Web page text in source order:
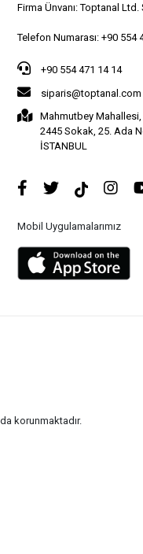
Firma Ünvanı: Toptanal Ltd.
Telefon Numarası: +90 554
+90 554 471 14 14
siparis@toptanal.com
Mahmutbey
2445 Sokak, 25. Ada
İSTANBUL
Mobil Uygulamalarımız
korunmaktadır.